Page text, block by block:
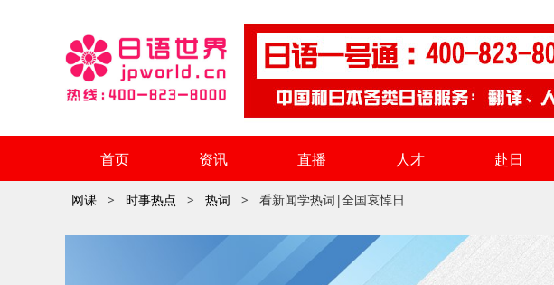
首页 资讯 直播 人才 赴日
网课 时事热点 热词 看新闻学热词|全国哀悼日